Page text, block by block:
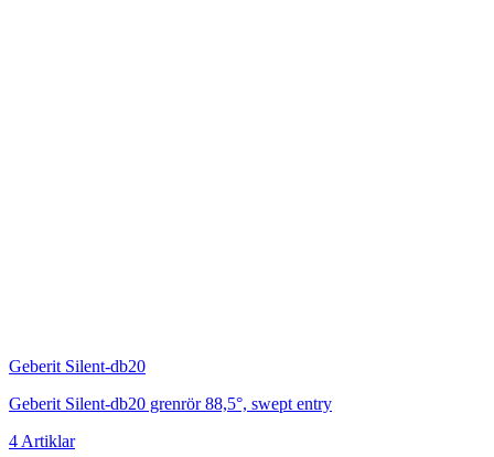
Geberit Silent-db20
Geberit Silent-db20 grenrör 88,5°, swept entry
4 Artiklar